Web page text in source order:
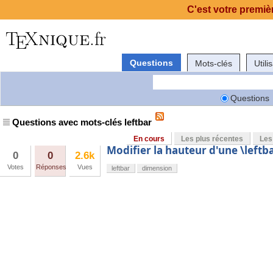
Questions Mots-clés
Questions
Questions avec mots-clés leftbar
En cours Les plus récentes
0
Votes
0
Réponses
2.6k
Vues
Modifier la hauteur d'une
leftbar dimension
C'est votre